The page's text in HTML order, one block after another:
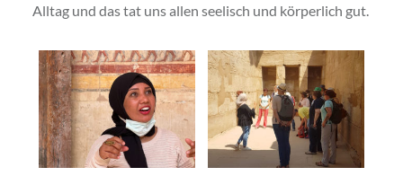
Alltag und das tat uns allen seelisch und körperlich gut.